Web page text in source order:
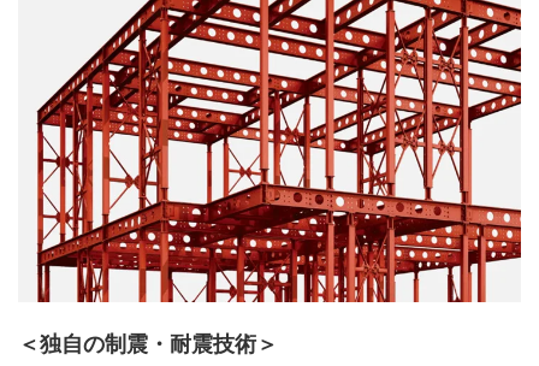
＜独自の制震・耐震技術＞